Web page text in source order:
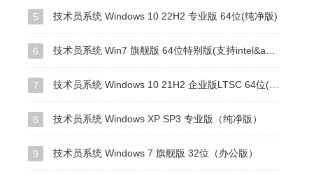
5 技术员系统 Windows 10 22H2 专业版 64位(纯净版)
6 技术员系统 Win7 旗舰版 64位特别版(支持intel&amd最新硬件)
7 技术员系统 Windows 10 21H2 企业版LTSC 64位(纯净版)
8 技术员系统 Windows XP SP3 专业版（纯净版）
9 技术员系统 Windows 7 旗舰版 32位（办公版）